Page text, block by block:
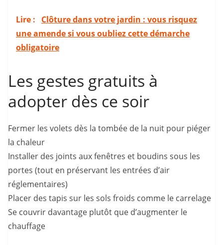
Lire :
Clôture dans votre jardin : vous risquez
une amende si vous oubliez cette démarche
obligatoire
Les gestes gratuits à
adopter dès ce soir
Fermer les volets dès la tombée de la nuit pour piéger
la chaleur
Installer des joints aux fenêtres et boudins sous les
portes (tout en préservant les entrées d’air
réglementaires)
Placer des tapis sur les sols froids comme le carrelage
Se couvrir davantage plutôt que d’augmenter le
chauffage